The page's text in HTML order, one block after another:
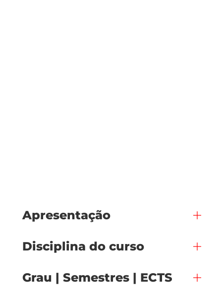
Apresentação
Disciplina do curso
Grau | Semestres | ECTS